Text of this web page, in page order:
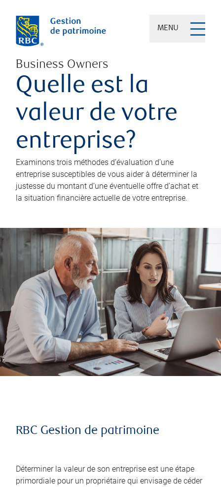
MENU
Business Owners
Quelle est la
valeur de votre
entreprise?
Examinons trois méthodes d’évaluation d’une
entreprise susceptibles de vous aider à déterminer la
justesse du montant d’une éventuelle offre d’achat et
la situation financière actuelle de votre entreprise.
RBC Gestion de patrimoine
Déterminer la valeur de son entreprise est une étape
primordiale pour un propriétaire qui envisage de céder